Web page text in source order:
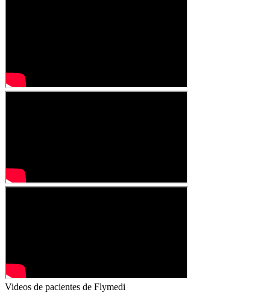
Videos de pacientes de Flymedi